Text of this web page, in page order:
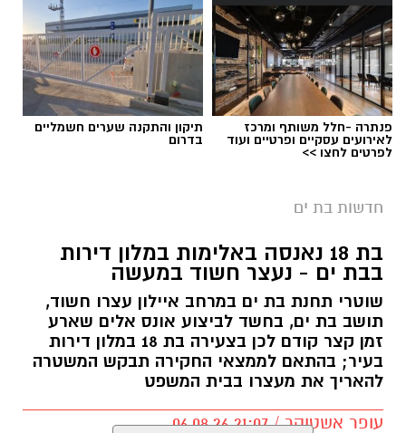
פנתרה -חלל משותף ומרכז
לאירועים עסקיים ופרטיים ועוד
לפרטים לחצו >>
תיקון והתקנה שערים חשמליים
בדרום
חדשות בת ים
בת 18 נאנסה באלימות במלון דירות
בבת ים - נעצר חשוד במעשה
שוטרי תחנת בת ים במרחב איילון עצרו חשוד,
תושב בת ים, בחשד לביצוע אונס אלים שארע
זמן קצר קודם לכן בצעירה בת 18 במלון דירות
בעיר; בהתאם לממצאי החקירה תבקש המשטרה
להאריך את מעצרו בבית המשפט
עופר אשטוקר / 21:07 06.08.26